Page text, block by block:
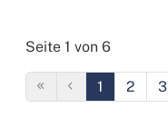
Seite 1 von 6
1 2 3